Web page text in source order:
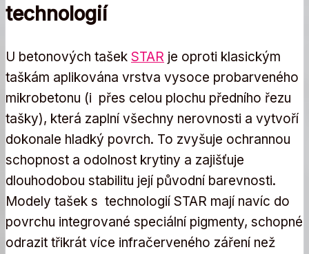
technologií
U betonových tašek STAR je oproti klasickým
taškám aplikována vrstva vysoce probarveného
mikrobetonu (i přes celou plochu předního řezu
tašky), která zaplní všechny nerovnosti a vytvoří
dokonale hladký povrch. To zvyšuje ochrannou
schopnost a odolnost krytiny a zajišťuje
dlouhodobou stabilitu její původní barevnosti.
Modely tašek s technologií STAR mají navíc do
povrchu integrované speciální pigmenty, schopné
odrazit třikrát více infračerveného záření než